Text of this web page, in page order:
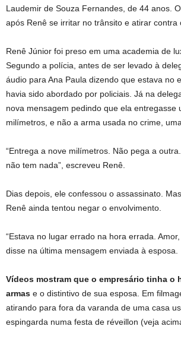
Laudemir de Souza Fernandes, de 44 anos.
após Renê se irritar no trânsito e atirar contra
Renê Júnior foi preso em uma academia de
Segundo a polícia, antes de ser levado à
áudio para Ana Paula dizendo que estava no
havia sido abordado por policiais. Já na
nova mensagem pedindo que ela entregasse
milímetros, e não a arma usada no crime,
“Entrega a nove milímetros. Não pega a
não tem nada”, escreveu Renê.
Dias depois, ele confessou o assassinato.
Renê ainda tentou negar o envolvimento.
“Estava no lugar errado na hora errada.
disse na última mensagem enviada à esposa.
Vídeos mostram que o empresário tinha o
armas e o distintivo de sua esposa. Em
atirando para fora da varanda de uma casa
espingarda numa festa de réveillon (veja